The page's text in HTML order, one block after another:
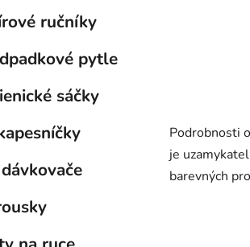
ručníky
pytle
sáčky
Podrobnosti
je
barevných